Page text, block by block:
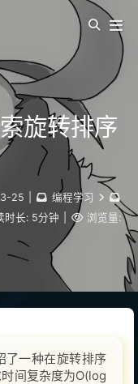
旋转排序
25
编程学习
时长: 5分钟 浏览量:
了一种在旋转排序
间复杂度为O(log